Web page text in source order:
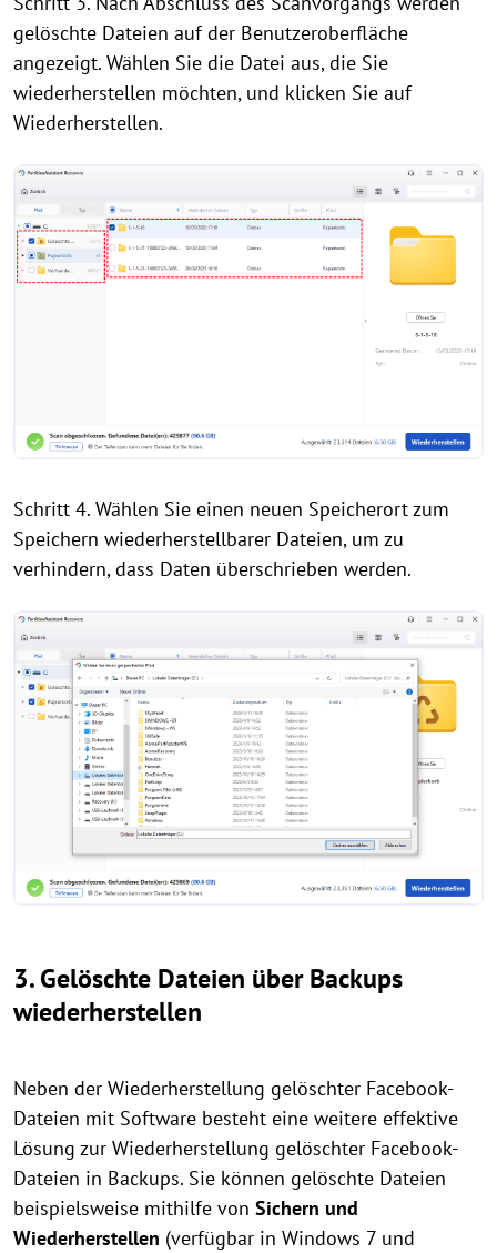
gelöschte Dateien auf der Benutzeroberfläche
angezeigt. Wählen Sie die Datei aus, die Sie
wiederherstellen möchten, und klicken Sie auf
Wiederherstellen.
Schritt 4. Wählen Sie einen neuen Speicherort zum
Speichern wiederherstellbarer Dateien, um zu
verhindern, dass Daten überschrieben werden.
3. Gelöschte Dateien über Backups
wiederherstellen
Neben der Wiederherstellung gelöschter Facebook-
Dateien mit Software besteht eine weitere effektive
Lösung zur Wiederherstellung gelöschter Facebook-
Dateien in Backups. Sie können gelöschte Dateien
beispielsweise mithilfe von Sichern und
Wiederherstellen (verfügbar in Windows 7 und